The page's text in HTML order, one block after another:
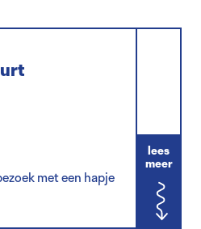
met een hapje
lees
meer